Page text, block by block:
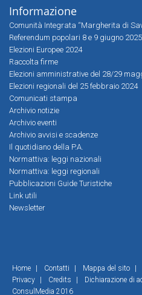
Informazione
Comunità Integrata “Margherita di
Referendum popolari 8 e 9 giugno 2025
Elezioni Europee 2024
Raccolta firme
Elezioni amministrative del 28/29
Elezioni regionali del 25 febbraio 2024
Comunicati stampa
Archivio notizie
Archivio eventi
Archivio avvisi e scadenze
Il quotidiano della P.A.
Normattiva: leggi nazionali
Normattiva: leggi regionali
Pubblicazioni Guide Turistiche
Link utili
Newsletter
Home Contatti Mappa del sito
Privacy
Credits Dichiarazione di
ConsulMedia 2016